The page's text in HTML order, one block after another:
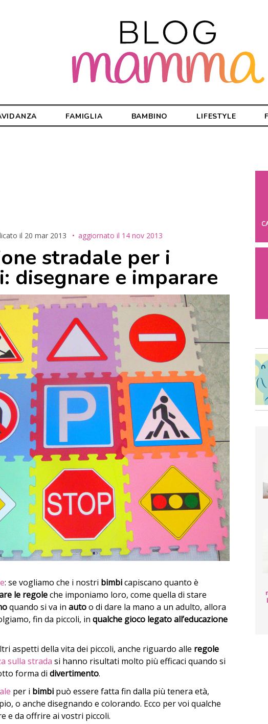
FAMIGLIA BAMBINO LIFESTYLE
il 20 mar 2013 aggiornato il 14 nov 2013
stradale per i
disegnare e imparare
: se vogliamo che i nostri bimbicapiscano quanto è
le regoleche imponiamo loro, come quella di stare
quando si va in autoo di dare la mano a un adulto, allora
fin da piccoli, in qualche gioco legato all’educazione
aspetti della vita dei piccoli, anche riguardo alle regole
sulla strada si hanno risultati molto più efficaci quando si
forma di divertimento.
per i bimbi può essere fatta fin dalla più tenera età,
o anche disegnando e colorando. Ecco per voi qualche
e da offrire ai vostri piccoli.